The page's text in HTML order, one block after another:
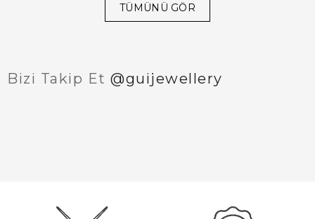
TÜMÜNÜ GÖR
Bizi Takip Et @guijewellery